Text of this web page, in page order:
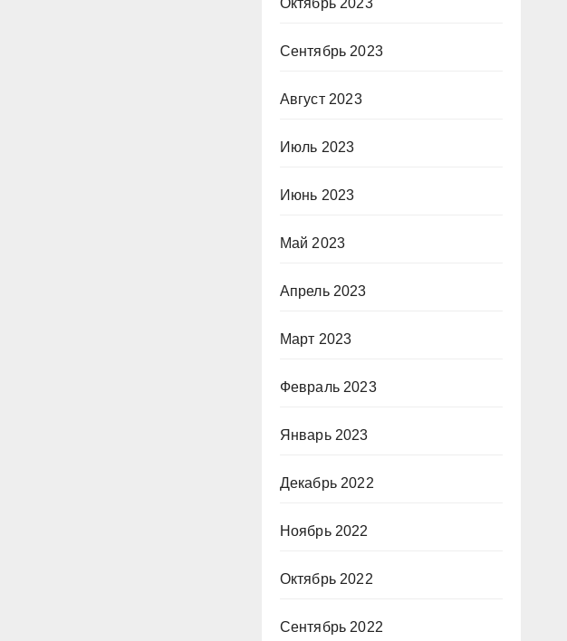
Октябрь 2023
Сентябрь 2023
Август 2023
Июль 2023
Июнь 2023
Май 2023
Апрель 2023
Март 2023
Февраль 2023
Январь 2023
Декабрь 2022
Ноябрь 2022
Октябрь 2022
Сентябрь 2022